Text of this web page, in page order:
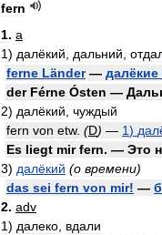
fern
1. a
1) далёкий дальний
ferne Länder— далёкие
der Férne Ósten —
2) далёкий чуждый
fern von etw. (D) — 1)
Es liegt mir fern. — Это
3) далёкий (о времени)
das sei fern von mir! —
2. adv
1) далеко вдали